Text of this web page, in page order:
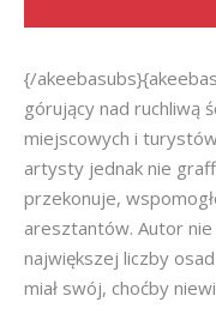
{/
górujący nad ruchliwą
miejscowych i
artysty jednak nie
przekonuje,
aresztantów. Autor nie
największej liczby
miał swój, choćby